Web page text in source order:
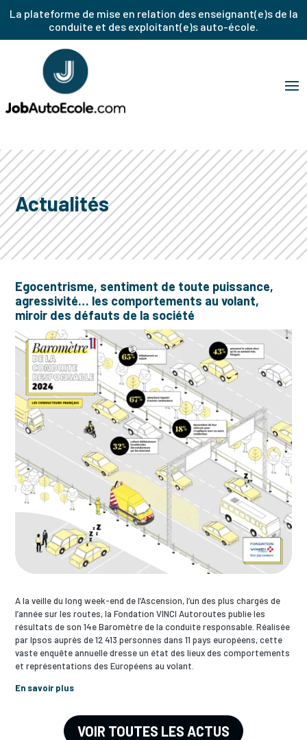
La plateforme de mise en relation des enseignant(e)s de la
conduite et des exploitant(e)s auto-école.
Actualités
Egocentrisme, sentiment de toute puissance,
agressivité… les comportements au volant,
miroir des défauts de la société
A la veille du long week-end de l’Ascension, l’un des plus chargés de
l’année sur les routes, la Fondation VINCI Autoroutes publie les
résultats de son 14e Baromètre de la conduite responsable. Réalisée
par Ipsos auprès de 12 413 personnes dans 11 pays européens, cette
vaste enquête annuelle dresse un état des lieux des comportements
et représentations des Européens au volant.
En savoir plus
VOIR TOUTES LES ACTUS